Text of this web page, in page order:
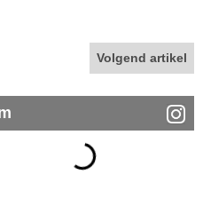
Volgend artikel